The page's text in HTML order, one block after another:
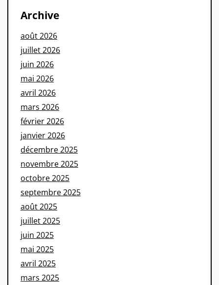
Archive
août 2026
juillet 2026
juin 2026
mai 2026
avril 2026
mars 2026
février 2026
janvier 2026
décembre 2025
novembre 2025
octobre 2025
septembre 2025
août 2025
juillet 2025
juin 2025
mai 2025
avril 2025
mars 2025